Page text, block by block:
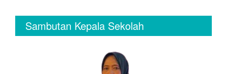
Sambutan Kepala Sekolah